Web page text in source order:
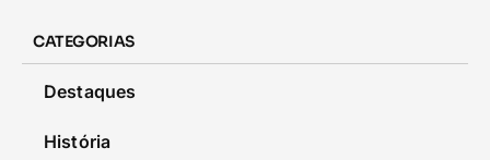
CATEGORIAS
Destaques
História